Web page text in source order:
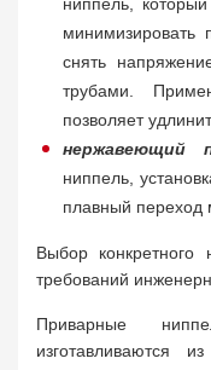
минимизировать
снять
трубами.
позволяет
нержавеющий
ниппель,
плавный переход
Выбор конкретного
требований
Приварные
изготавливаются